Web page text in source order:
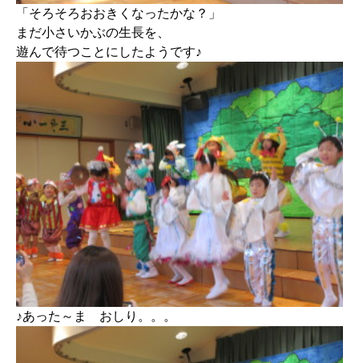
「そろそろおおきくなったかな？」
まだ小さいかぶの生長を、
遊んで待つことにしたようです♪
♪あった～ま おしり。。。